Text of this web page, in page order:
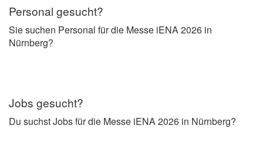
Personal gesucht?
Sie suchen Personal für die Messe iENA 2026 in
Nürnberg?
Jobs gesucht?
Du suchst Jobs für die Messe iENA 2026 in Nürnberg?